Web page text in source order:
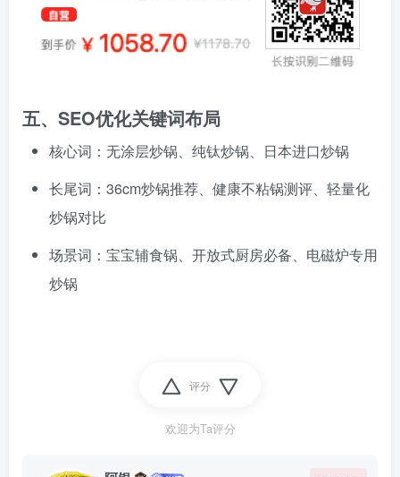
五、SEO优化关键词布局
核心词：无涂层炒锅、纯钛炒锅、日本进口炒锅
长尾词：36cm炒锅推荐、健康不粘锅测评、轻量化
炒锅对比
场景词：宝宝辅食锅、开放式厨房必备、电磁炉专用
炒锅
评分
欢迎为Ta评分